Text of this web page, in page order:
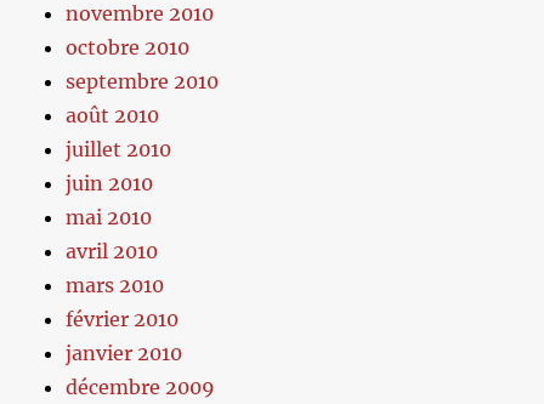
novembre 2010
octobre 2010
septembre 2010
août 2010
juillet 2010
juin 2010
mai 2010
avril 2010
mars 2010
février 2010
janvier 2010
décembre 2009